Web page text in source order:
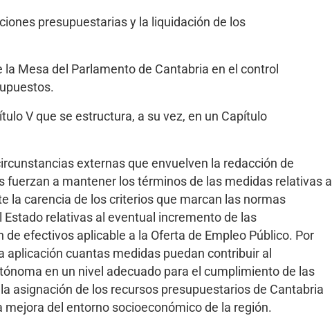
presupuestarias y la liquidación de los
Mesa del Parlamento de Cantabria en el control
V que se estructura, a su vez, en un Capítulo
externas que envuelven la redacción de
a mantener los términos de las medidas relativas al
la carencia de los criterios que marcan las normas
relativas al eventual incremento de las
efectivos aplicable a la Oferta de Empleo Público. Por
cuantas medidas puedan contribuir al
en un nivel adecuado para el cumplimiento de las
asignación de los recursos presupuestarios de Cantabria
del entorno socioeconómico de la región.